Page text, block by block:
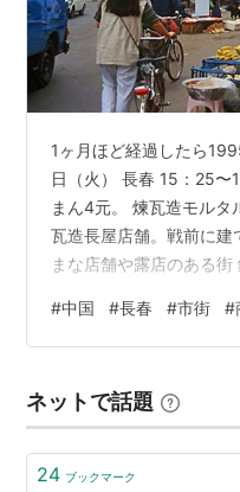
1ヶ月ほど経過したら
日（火） 長春 15：25〜
まん4元。 煉瓦造モルタ
瓦造長屋店舗。戦前に
まな店舗や露店のある
ち並ぶ。果物市場？ 多
る。90年代は人民服の
ついゲート 幌付きの軍
人々 煉瓦造モルタル塗
地方都市で…
#中国 #長春 #市街 #
ネットで話題
24 ブックマーク